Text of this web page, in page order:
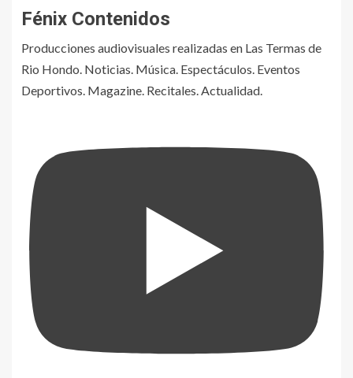
Fénix Contenidos
Producciones audiovisuales realizadas en Las Termas de
Rio Hondo. Noticias. Música. Espectáculos. Eventos
Deportivos. Magazine. Recitales. Actualidad.